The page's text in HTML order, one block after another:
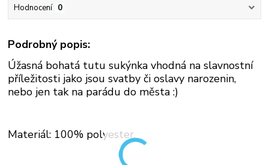
Hodnocení 0
Podrobný popis:
Úžasná bohatá tutu sukýnka vhodná na slavnostní
příležitosti jako jsou svatby či oslavy narozenin,
nebo jen tak na parádu do města :)
Materiál: 100% polyester.